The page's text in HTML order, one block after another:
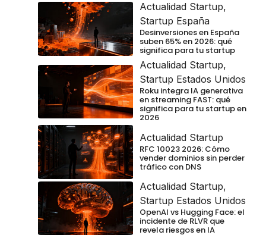
Actualidad Startup,
Startup España
Desinversiones en España
suben 65% en 2026: qué
significa para tu startup
Actualidad Startup,
Startup Estados Unidos
Roku integra IA generativa
en streaming FAST: qué
significa para tu startup en
2026
Actualidad Startup
RFC 10023 2026: Cómo
vender dominios sin perder
tráfico con DNS
Actualidad Startup,
Startup Estados Unidos
OpenAI vs Hugging Face: el
incidente de RLVR que
revela riesgos en IA